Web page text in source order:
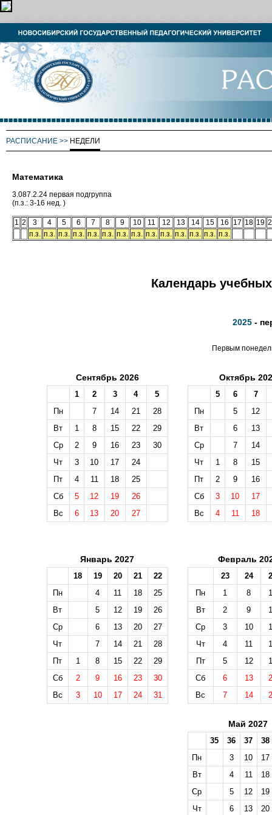
РАСПИСАНИЕ >> НЕДЕЛИ
Математика
3.087.2.24 первая подгруппа
(п.з.: 3-16 нед. )
1 2 3 4 5 6 7 8 9 10 11 12 13 14 15 16 17 18 19
п.з. п.з. п.з. п.з. п.з. п.з. п.з. п.з. п.з. п.з. п.з. п.з. п.з. п.з.
Календарь
2025 -
Первым
Сентябрь 2026
1 2 3 4
5
Пн
7 14 21
28
Вт
1 8 15 22
29
Ср
2 9 16 23
30
Чт
3 10 17
24
Пт
4 11 18
25
Сб
5 12 19
26
Вс
6 13 20 27
Октябрь
5 6
7
Пн
5
12
Вт
6
13
Ср
7
14
Чт
1 8
15
Пт
2 9
16
Сб
3 10
17
Вс
4 11 18
Январь 2027
18 19 20 21
22
Пн
4 11 18
25
Вт
5 12 19
26
Ср
6 13 20
27
Чт
7 14 21
28
Пт
1 8 15 22
29
Сб
2 9 16 23
30
Вс
3 10 17 24 31
Февраль
23 24
Пн
1 8
Вт
2 9
Ср
3 10
Чт
4 11
Пт
5 12
Сб
6 13
Вс
7 14
Май 2027
35 36 37
38
Пн
3 10
17
Вт
4 11
18
Ср
5 12
19
Чт
6 13
20